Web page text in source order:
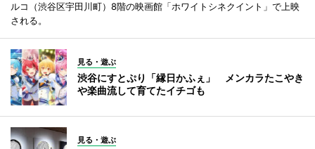
ルコ（渋谷区宇田川町）8階の映画館「ホワイトシネクイント」で上映
される。
見る・遊ぶ
渋谷にすとぷり「縁日かふぇ」 メンカラたこやき
や楽曲流して育てたイチゴも
見る・遊ぶ